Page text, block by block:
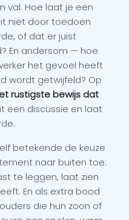
val. Hoe laat je een
niet door toedoen
of dat er juist
En andersom — hoe
het gevoel heeft
wordt getwijfeld? Op
rustigste bewijs dat
een discussie en laat
betekende de keuze
naar buiten toe:
te leggen, laat zien
En als extra bood
die hun zoon of